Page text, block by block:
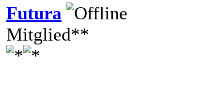
Futura
Mitglied**